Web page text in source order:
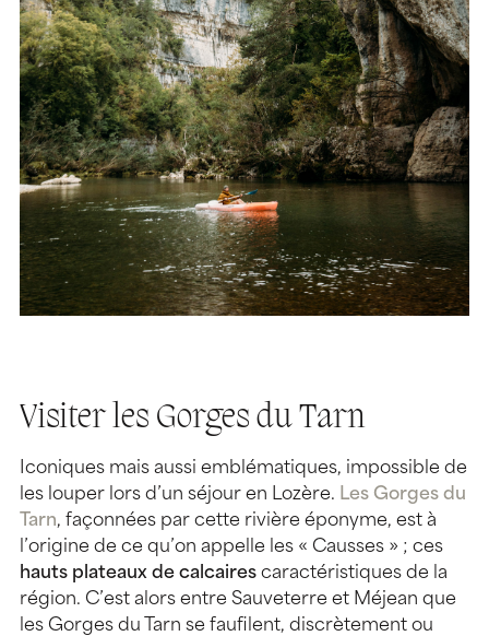
Visiter les Gorges du Tarn
Iconiques mais aussi emblématiques, impossible de
les louper lors d’un séjour en Lozère. Les Gorges du
Tarn, façonnées par cette rivière éponyme, est à
l’origine de ce qu’on appelle les « Causses » ; ces
hauts plateaux de calcaires caractéristiques de la
région. C’est alors entre Sauveterre et Méjean que
les Gorges du Tarn se faufilent, discrètement ou